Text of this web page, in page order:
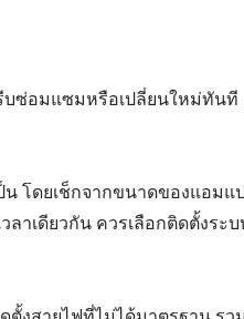
อมแซมหรือเปลี่ยนใหม่ทันที
น โดยเช็กจากขนาดของแอม
าเดียวกัน ควรเลือกติดตั้งระ